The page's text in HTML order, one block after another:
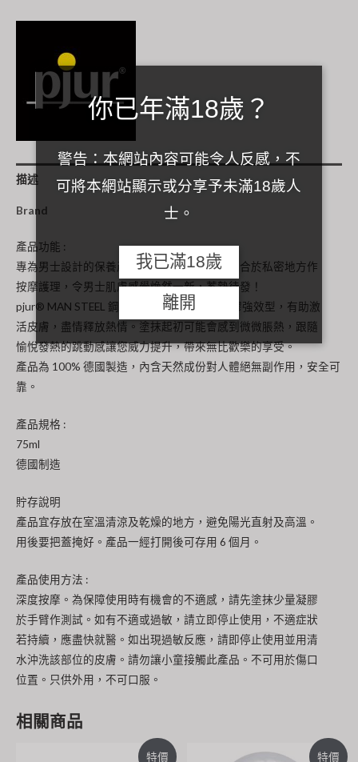
英
保
養
凝
膠
效
型
75ml
數
量
描述
Brand
產品功能 :
專為男士設計的保養產品，德國獨特配方，適合於私密地方作
按摩護理，令男士肌膚感覺煥然一新，蓄勢待發！
pjur® MAN STEEL 鋼鐵英雄男性活力保養凝膠強效型，有助激
活皮膚，盡情釋放熱情。塗抹起初可能會感到微微脹熱，跟隨
愉悅發熱的跳動感讓您威力提升，帶來無比歡樂的享受。
產品為 100% 德國製造，內含天然成份對人體絕無副作用，安全可
靠。
產品規格 :
75ml
德國制造
貯存說明
產品宜存放在室溫清涼及乾燥的地方，避免陽光直射及高溫。
用後要把蓋掩好。產品一經打開後可存用 6 個月。
產品使用方法 :
深度按摩。為保障使用時有機會的不適感，請先塗抹少量凝膠
於手臂作測試。如有不適或過敏，請立即停止使用，不適症狀
若持續，應盡快就醫。如出現過敏反應，請即停止使用並用清
水沖洗該部位的皮膚。請勿讓小童接觸此產品。不可用於傷口
位置。只供外用，不可口服。
相關商品
特價 特價
你已年滿18歲？
警告：本網站內容可能令人反感，不
可將本網站顯示或分享予未滿18歲人
士。
我已滿18歲
離開